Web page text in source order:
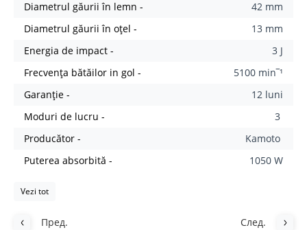
Diametrul găurii în lemn -
42 mm
Diametrul găurii în oțel -
13 mm
Energia de impact -
3 J
Frecvența bătăilor in gol -
5100 min‾¹
Garanție -
12 luni
Moduri de lucru -
3
Producător -
Kamoto
Puterea absorbită -
1050 W
Vezi tot
Пред. След.